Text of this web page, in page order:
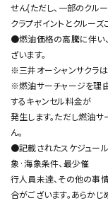
せん(ただし、一部のクル
クラプポイントとクルー
●燃油価格の高騰に伴い
ざいます。
※三井オーシャンサクラ
※燃油サーチャージを理
するキャンセル料金が
発生します。ただし燃油
ん。
●記載されたスケジュー
象·海象条件、最少催
行人員未達、その他の事
合がございます。あらかじ